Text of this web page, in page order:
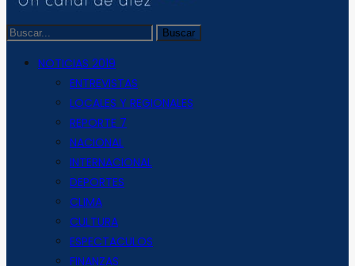
NOTICIAS 2019
ENTREVISTAS
LOCALES Y REGIONALES
REPORTE 7
NACIONAL
INTERNACIONAL
DEPORTES
CLIMA
CULTURA
ESPECTACULOS
FINANZAS